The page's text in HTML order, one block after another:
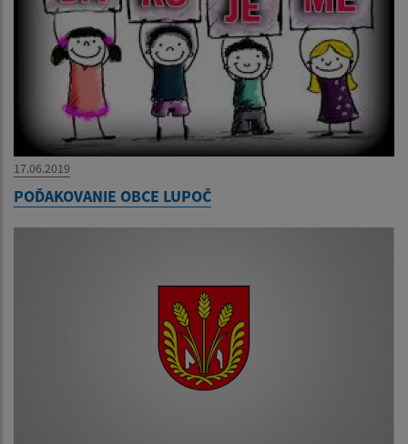
17.06.2019
POĎAKOVANIE OBCE LUPOČ